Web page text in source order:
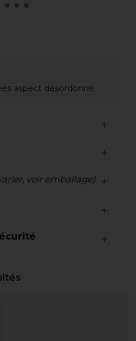
aspect désordonné
voir emballage)